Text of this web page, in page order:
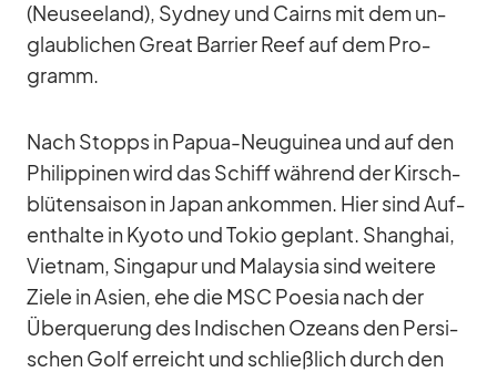
(Neu­see­land), Syd­ney und Cairns mit dem un­
glaub­li­chen Great Bar­rier Reef auf dem Pro­
gramm.
Nach Stopps in Pa­pua-Neu­gui­nea und auf den
Phil­ip­pi­nen wird das Schiff wäh­rend der Kirsch­
blü­ten­sai­son in Ja­pan an­kom­men. Hier sind Auf­
ent­halte in Kyoto und To­kio ge­plant. Shang­hai,
Viet­nam, Sin­ga­pur und Ma­lay­sia sind wei­tere
Ziele in Asien, ehe die MSC Poe­sia nach der
Über­que­rung des In­di­schen Oze­ans den Per­si­
schen Golf er­reicht und schließ­lich durch den